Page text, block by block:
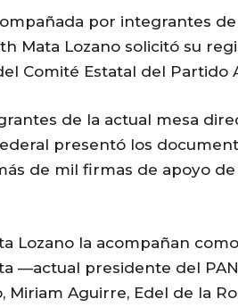
por integrantes
Mata Lozano solicitó su
Comité Estatal del Partido
de la actual mesa
presentó los
de mil firmas de apoyo
Lozano la acompañan
—actual presidente del
Miriam Aguirre, Edel de la